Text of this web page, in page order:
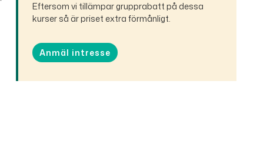
Eftersom vi tillämpar grupprabatt på dessa
kurser så är priset extra förmånligt.
Anmäl intresse